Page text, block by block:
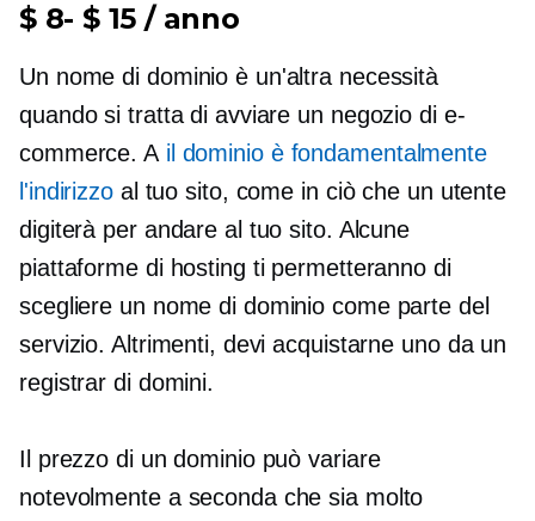
$ 8- $ 15 / anno
Un nome di dominio è un'altra necessità
quando si tratta di avviare un negozio di e-
commerce. A il dominio è fondamentalmente
l'indirizzoal tuo sito, come in ciò che un utente
digiterà per andare al tuo sito. Alcune
piattaforme di hosting ti permetteranno di
scegliere un nome di dominio come parte del
servizio. Altrimenti, devi acquistarne uno da un
registrar di domini.
Il prezzo di un dominio può variare
notevolmente a seconda che sia molto